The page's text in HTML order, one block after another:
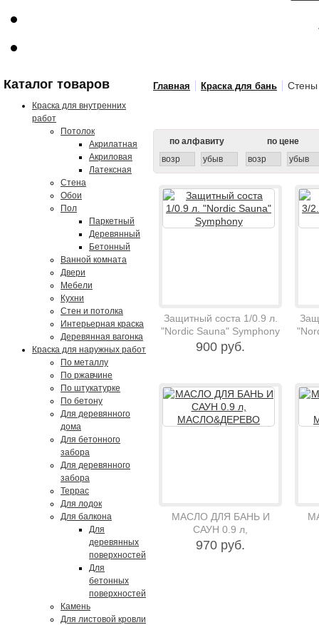
Каталог товаров
Краска для внутренних
работ
Потолок
Акрилатная
Акриловая
Латексная
Стена
Обои
Пол
Паркетный
Деревянный
Бетонный
Ванной комната
Двери
Мебели
Кухни
Стен и потолка
Интерьерная краска
Деревянная вагонка
Краска для наружных работ
По металлу
По ржавчине
По штукатурке
По бетону
Для деревянного
дома
Для бетонного
забора
Для деревянного
забора
Террас
Для лодок
Для балкона
Для
деревянных
поверхностей
Для
бетонных
поверхностей
Камень
Для листовой кровли
Главная Краска для бань Стены
по алфавиту
по цене
возр
убыв возр убыв
Защитный соста 1/0.9 л.
"Nordic Sauna" Symphony
900 руб.
МАСЛО ДЛЯ БАНЬ И
САУН 0.9 л,
МАСЛО&ДЕРЕВО
970 руб.